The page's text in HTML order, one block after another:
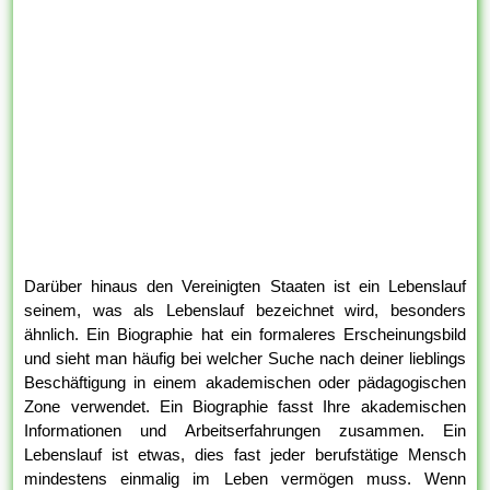
Darüber hinaus den Vereinigten Staaten ist ein Lebenslauf
seinem, was als Lebenslauf bezeichnet wird, besonders
ähnlich. Ein Biographie hat ein formaleres Erscheinungsbild
und sieht man häufig bei welcher Suche nach deiner lieblings
Beschäftigung in einem akademischen oder pädagogischen
Zone verwendet. Ein Biographie fasst Ihre akademischen
Informationen und Arbeitserfahrungen zusammen. Ein
Lebenslauf ist etwas, dies fast jeder berufstätige Mensch
mindestens einmalig im Leben vermögen muss. Wenn